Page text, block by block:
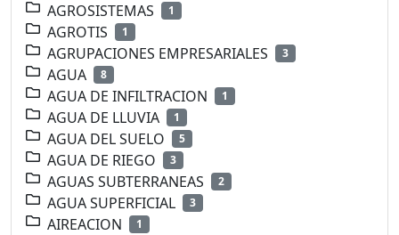
AGROSISTEMAS 1
AGROTIS 1
AGRUPACIONES EMPRESARIALES 3
AGUA 8
AGUA DE INFILTRACION 1
AGUA DE LLUVIA 1
AGUA DEL SUELO 5
AGUA DE RIEGO 3
AGUAS SUBTERRANEAS 2
AGUA SUPERFICIAL 3
AIREACION 1